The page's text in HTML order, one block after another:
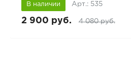
В наличии Арт.: 535
2 900 руб. 4 080 руб.